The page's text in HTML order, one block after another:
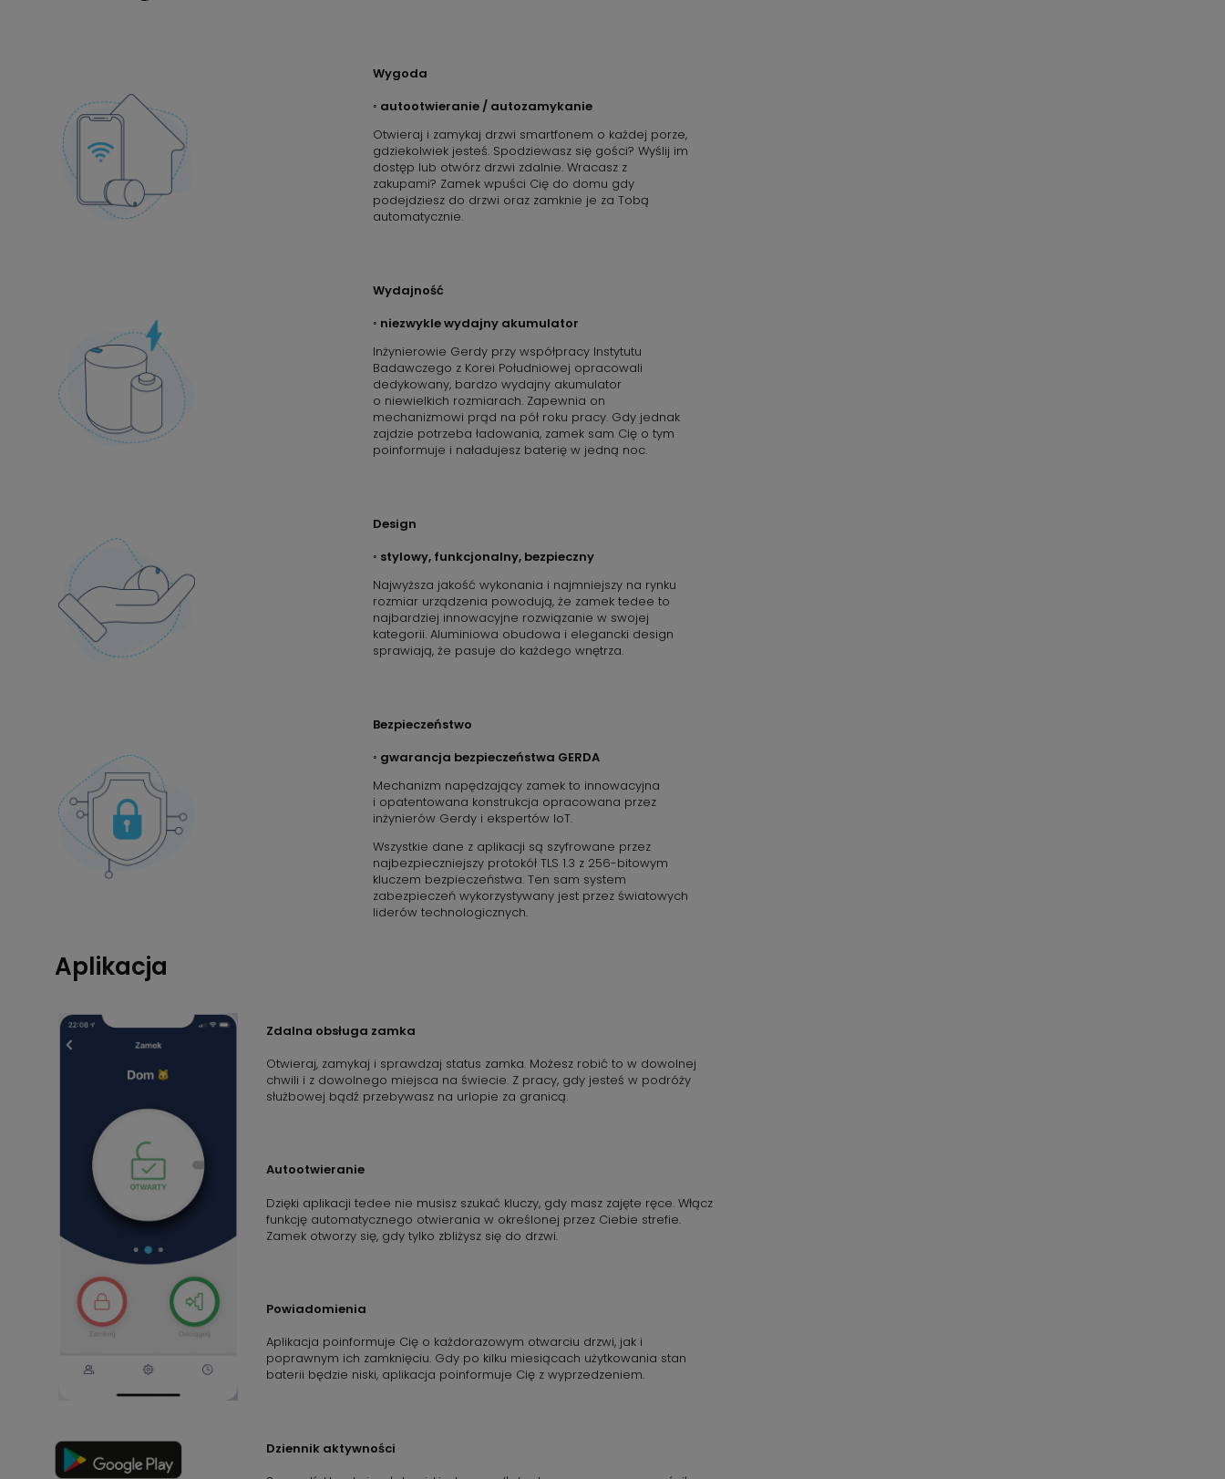
Wygoda
◦ autootwieranie / autozamykanie
Otwieraj i zamykaj drzwi smartfonem o każdej porze,
gdziekolwiek jesteś. Spodziewasz się gości? Wyślij im
dostęp lub otwórz drzwi zdalnie. Wracasz z
zakupami? Zamek wpuści Cię do domu gdy
podejdziesz do drzwi oraz zamknie je za Tobą
automatycznie.
Wydajność
◦ niezwykle wydajny akumulator
Inżynierowie Gerdy przy współpracy Instytutu
Badawczego z Korei Południowej opracowali
dedykowany, bardzo wydajny akumulator
o niewielkich rozmiarach. Zapewnia on
mechanizmowi prąd na pół roku pracy. Gdy jednak
zajdzie potrzeba ładowania, zamek sam Cię o tym
poinformuje i naładujesz baterię w jedną noc.
Design
◦ stylowy, funkcjonalny, bezpieczny
Najwyższa jakość wykonania i najmniejszy na rynku
rozmiar urządzenia powodują, że zamek tedee to
najbardziej innowacyjne rozwiązanie w swojej
kategorii. Aluminiowa obudowa i elegancki design
sprawiają, że pasuje do każdego wnętrza.
Bezpieczeństwo
◦ gwarancja bezpieczeństwa GERDA
Mechanizm napędzający zamek to innowacyjna
i opatentowana konstrukcja opracowana przez
inżynierów Gerdy i ekspertów IoT.
Wszystkie dane z aplikacji są szyfrowane przez
najbezpieczniejszy protokół TLS 1.3 z 256-bitowym
kluczem bezpieczeństwa. Ten sam system
zabezpieczeń wykorzystywany jest przez światowych
liderów technologicznych.
Aplikacja
Zdalna obsługa zamka
Otwieraj, zamykaj i sprawdzaj status zamka. Możesz robić to w dowolnej
chwili i z dowolnego miejsca na świecie. Z pracy, gdy jesteś w podróży
służbowej bądź przebywasz na urlopie za granicą.
Autootwieranie
Dzięki aplikacji tedee nie musisz szukać kluczy, gdy masz zajęte ręce. Włącz
funkcję automatycznego otwierania w określonej przez Ciebie strefie.
Zamek otworzy się, gdy tylko zbliżysz się do drzwi.
Powiadomienia
Aplikacja poinformuje Cię o każdorazowym otwarciu drzwi, jak i
poprawnym ich zamknięciu. Gdy po kilku miesiącach użytkowania stan
baterii będzie niski, aplikacja poinformuje Cię z wyprzedzeniem.
Dziennik aktywności